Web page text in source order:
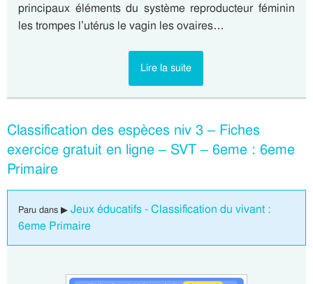
principaux éléments du système reproducteur féminin
les trompes l’utérus le vagin les ovaires…
Lire la suite
Classification des espèces niv 3 – Fiches
exercice gratuit en ligne – SVT – 6eme : 6eme
Primaire
Paru dans ▶ Jeux éducatifs - Classification du vivant :
6eme Primaire